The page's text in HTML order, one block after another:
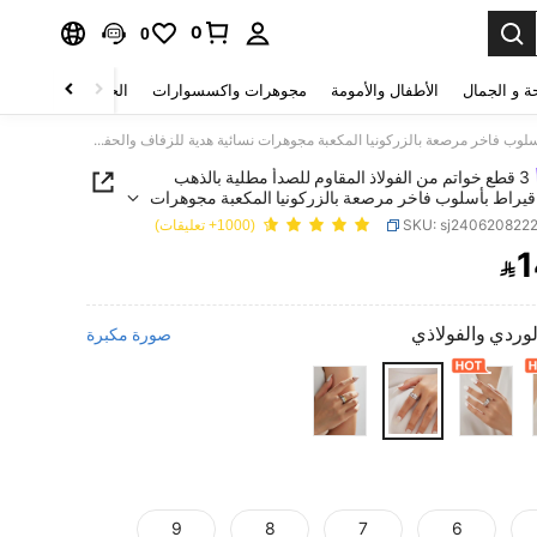
0
0
و الجمال الأطفال والأمومة مجوهرات واكسسوارات الحقائب والأمتعة
3 قطع خواتم من الفولاذ المقاوم للصدأ مطلية بالذهب عيار 18 قيراط بأسلوب فاخر مرصعة بالزركونيا المكعبة مجوهرات نسائية هدية للزفاف والحفلات والمواعدة
3 قطع خواتم من الفولاذ المقاوم للصدأ مطلية بالذهب
عيار 18 قيراط بأسلوب فاخر مرصعة بالزركونيا المكعبة مجوهرات
للزفاف والحفلات والمواعدة
SKU: (1000+ تعليقات)
PRICE AND 
والفولاذي صورة مكبرة
6
7
8
9